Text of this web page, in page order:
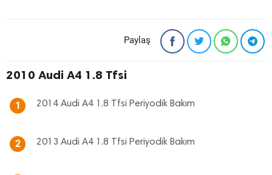
Paylaş
2010 Audi A4 1.8 Tfsi
1 2014 Audi A4 1.8 Tfsi Periyodik Bakım
2 2013 Audi A4 1.8 Tfsi Periyodik Bakım